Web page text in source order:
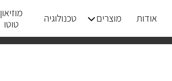
אודות מוצרים טכנולוגיה
מוזיאון
טוטו